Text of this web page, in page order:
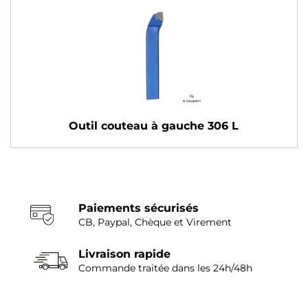
Outil couteau à gauche 306 L
Paiements sécurisés
CB, Paypal, Chèque et Virement
Livraison rapide
Commande traitée dans les 24h/48h